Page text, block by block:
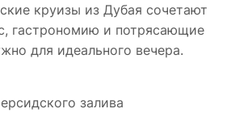
круизы из Дубая сочетают
гастрономию и потрясающие
для идеального вечера.
залива